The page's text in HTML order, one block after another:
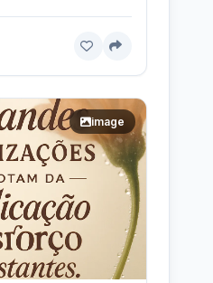
image